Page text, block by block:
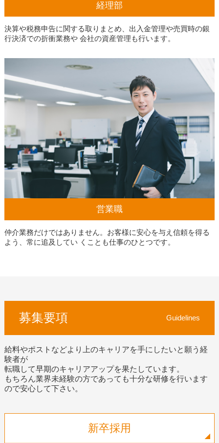
経理部
決算や税務申告に関する取りまとめ、出入金管理や売買時の銀
行決済での折衝業務や 会社の資産管理も行います。
営業職
仲介業務だけではありません。お客様に安心を与え信頼を得る
よう、常に追及してい くことも仕事のひとつです。
募集要項 Guidelines
給料やポストなどより上のキャリアを手にしたいと願う経
験者が
転職して早期のキャリアアップを果たしています。
もちろん業界未経験の方であっても十分な研修を行います
ので安心して下さい。
新卒採用